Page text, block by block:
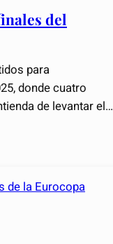
del
para
donde cuatro
de levantar el…